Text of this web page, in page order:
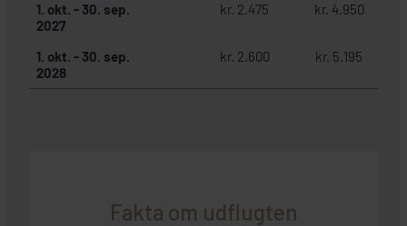
1. okt. - 30. sep.
2027
kr. 2.475 kr. 4.950
1. okt. - 30. sep.
2028
kr. 2.600 kr. 5.195
Fakta om udflugten